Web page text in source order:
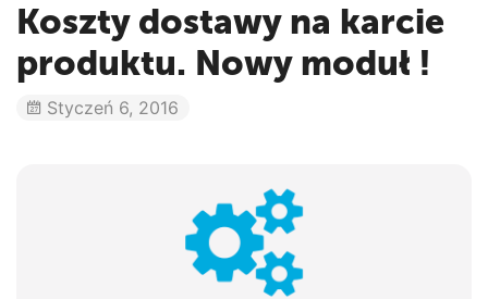
Koszty dostawy na karcie
produktu. Nowy moduł !
Styczeń 6, 2016